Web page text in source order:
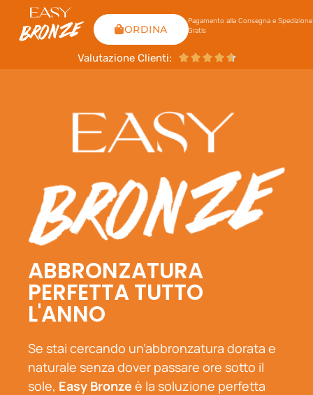
ORDINA
Pagamento alla Consegna e Spedizione
Gratis
Valutazione Clienti:     
ABBRONZATURA
PERFETTA TUTTO
L'ANNO
Se stai cercando un’abbronzatura dorata e
naturale senza dover passare ore sotto il
sole, Easy Bronze è la soluzione perfetta